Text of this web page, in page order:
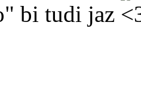
bi tudi jaz